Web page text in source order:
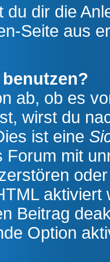
du dir die
Seite aus
ab, ob es
wirst du
ist eine
Forum mit
Beitrag
Option